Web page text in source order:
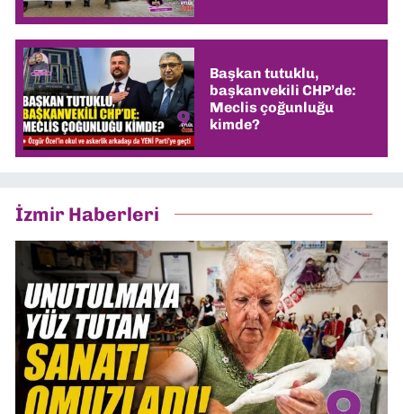
Başkan tutuklu,
başkanvekili CHP’de:
Meclis çoğunluğu
kimde?
İzmir Haberleri